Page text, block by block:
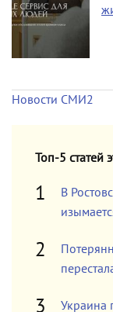
Новости СМИ2
Топ-5 статей
В
Украина